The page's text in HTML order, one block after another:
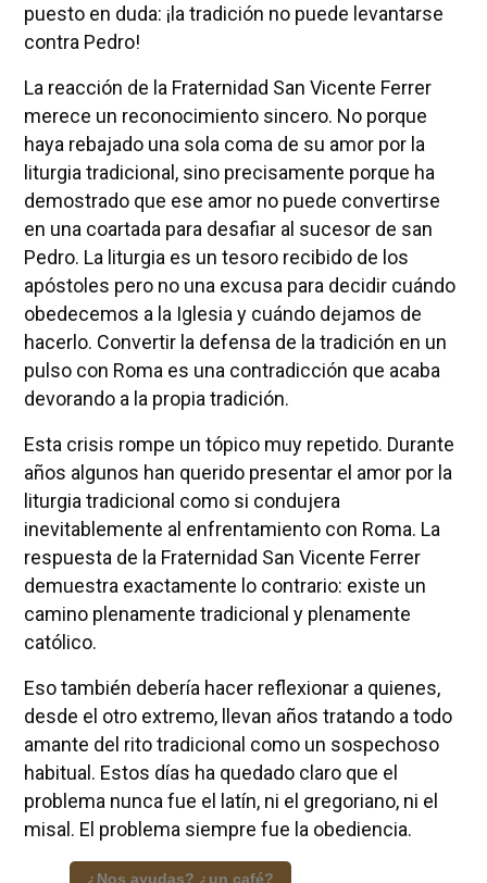
puesto en duda: ¡la tradición no puede levantarse
contra Pedro!
La reacción de la Fraternidad San Vicente Ferrer
merece un reconocimiento sincero. No porque
haya rebajado una sola coma de su amor por la
liturgia tradicional, sino precisamente porque ha
demostrado que ese amor no puede convertirse
en una coartada para desafiar al sucesor de san
Pedro. La liturgia es un tesoro recibido de los
apóstoles pero no una excusa para decidir cuándo
obedecemos a la Iglesia y cuándo dejamos de
hacerlo. Convertir la defensa de la tradición en un
pulso con Roma es una contradicción que acaba
devorando a la propia tradición.
Esta crisis rompe un tópico muy repetido. Durante
años algunos han querido presentar el amor por la
liturgia tradicional como si condujera
inevitablemente al enfrentamiento con Roma. La
respuesta de la Fraternidad San Vicente Ferrer
demuestra exactamente lo contrario: existe un
camino plenamente tradicional y plenamente
católico.
Eso también debería hacer reflexionar a quienes,
desde el otro extremo, llevan años tratando a todo
amante del rito tradicional como un sospechoso
habitual. Estos días ha quedado claro que el
problema nunca fue el latín, ni el gregoriano, ni el
misal. El problema siempre fue la obediencia.
¿Nos ayudas? ¿un café?